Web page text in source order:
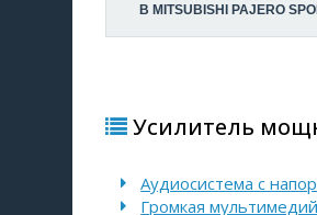
В MITSUBISHI PAJERO
Усилитель
Аудиосистема с
Громкая